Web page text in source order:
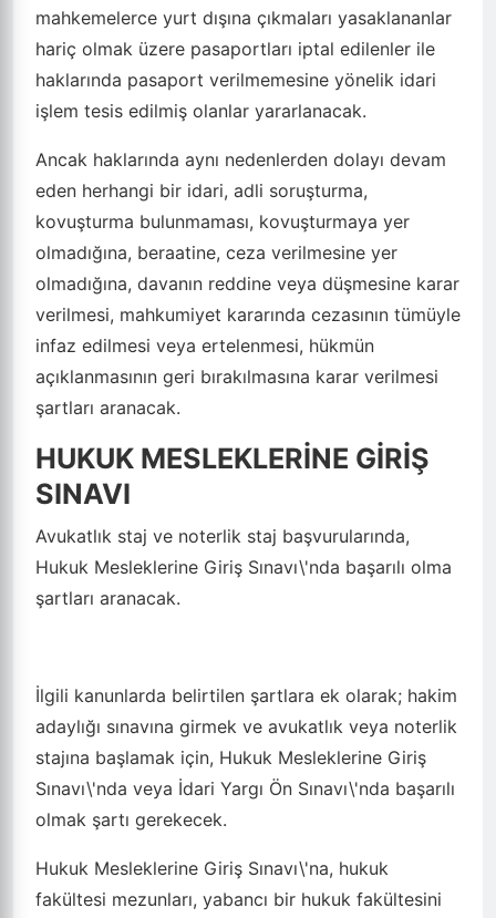
mahkemelerce yurt dışına çıkmaları yasaklananlar
hariç olmak üzere pasaportları iptal edilenler ile
haklarında pasaport verilmemesine yönelik idari
işlem tesis edilmiş olanlar yararlanacak.
Ancak haklarında aynı nedenlerden dolayı devam
eden herhangi bir idari, adli soruşturma,
kovuşturma bulunmaması, kovuşturmaya yer
olmadığına, beraatine, ceza verilmesine yer
olmadığına, davanın reddine veya düşmesine karar
verilmesi, mahkumiyet kararında cezasının tümüyle
infaz edilmesi veya ertelenmesi, hükmün
açıklanmasının geri bırakılmasına karar verilmesi
şartları aranacak.
HUKUK MESLEKLERİNE GİRİŞ
SINAVI
Avukatlık staj ve noterlik staj başvurularında,
Hukuk Mesleklerine Giriş Sınavı\'nda başarılı olma
şartları aranacak.
İlgili kanunlarda belirtilen şartlara ek olarak; hakim
adaylığı sınavına girmek ve avukatlık veya noterlik
stajına başlamak için, Hukuk Mesleklerine Giriş
Sınavı\'nda veya İdari Yargı Ön Sınavı\'nda başarılı
olmak şartı gerekecek.
Hukuk Mesleklerine Giriş Sınavı\'na, hukuk
fakültesi mezunları, yabancı bir hukuk fakültesini